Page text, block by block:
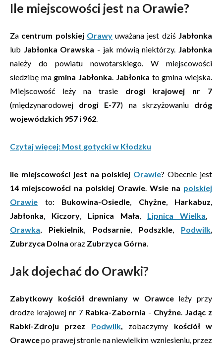
Ile miejscowości jest na Orawie?
Za centrum polskiej Orawyuważana jest dziś Jabłonka
lub Jabłonka Orawska - jak mówią niektórzy. Jabłonka
należy do powiatu nowotarskiego. W miejscowości
siedzibę magmina Jabłonka. Jabłonka to gmina wiejska.
Miejscowość leży na trasie drogi krajowej nr 7
(międzynarodowej drogi E-77) na skrzyżowaniu dróg
wojewódzkich 957 i 962.
Czytaj więcej: Most gotycki w Kłodzku
Ile miejscowości jest na polskiej Orawie? Obecnie jest
14 miejscowości na polskiej Orawie. Wsie na polskiej
Orawie
to: Bukowina-Osiedle, Chyżne, Harkabuz,
Jabłonka, Kiczory, Lipnica Mała, Lipnica Wielka,
Orawka, Piekielnik, Podsarnie, Podszkle, Podwilk,
Zubrzyca Dolna oraz Zubrzyca Górna.
Jak dojechać do Orawki?
Zabytkowy kościół drewniany w Orawce leży przy
drodze krajowej nr 7 Rabka-Zabornia - Chyżne. Jadąc z
Rabki-Zdroju przez Podwilk, zobaczymy kościół w
Orawcepo prawej stronie na niewielkim wzniesieniu, przez